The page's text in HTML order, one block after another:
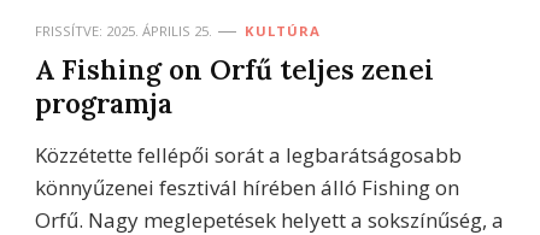
FRISSÍTVE: 2025. ÁPRILIS 25. KULTÚRA
A Fishing on Orfű teljes zenei
programja
Közzétette fellépői sorát a legbarátságosabb
könnyűzenei fesztivál hírében álló Fishing on
Orfű. Nagy meglepetések helyett a sokszínűség, a